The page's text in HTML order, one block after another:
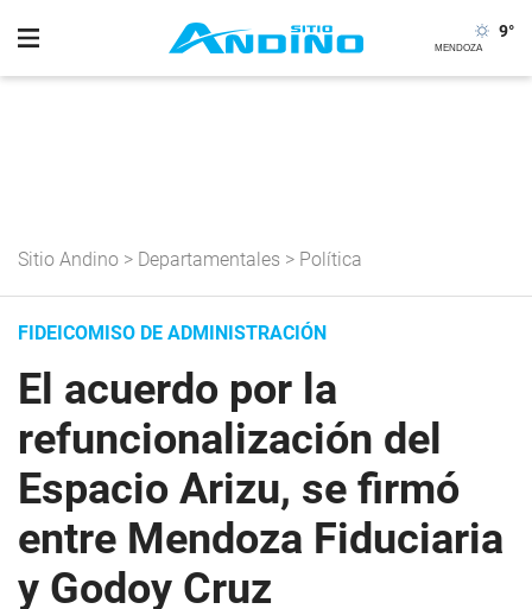
9°
Sitio Andino > Departamentales > Política
FIDEICOMISO DE ADMINISTRACIÓN
El acuerdo por la
refuncionalización del
Espacio Arizu, se firmó
entre Mendoza Fiduciaria
y Godoy Cruz